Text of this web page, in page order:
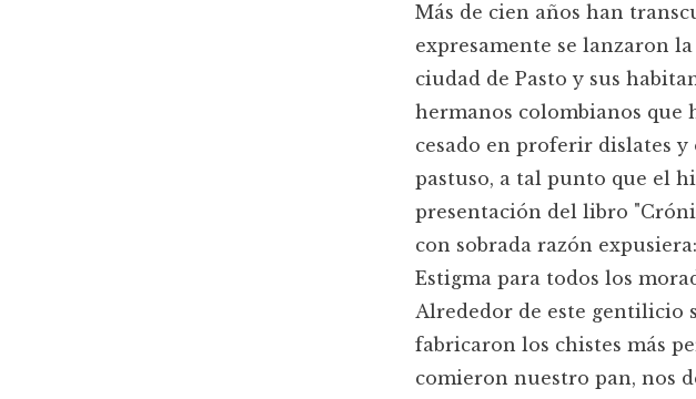
Más de cien años han
expresamente se lanzaron
ciudad de Pasto y sus
hermanos colombianos
cesado en proferir dislates
pastuso, a tal punto que el
presentación del libro
con sobrada razón
Estigma para todos los
Alrededor de este gentilicio
fabricaron los chistes más
comieron nuestro pan, nos